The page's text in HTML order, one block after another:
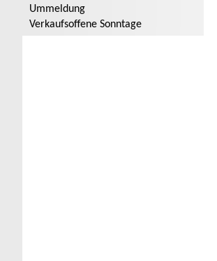
Ummeldung
Verkaufsoffene Sonntage